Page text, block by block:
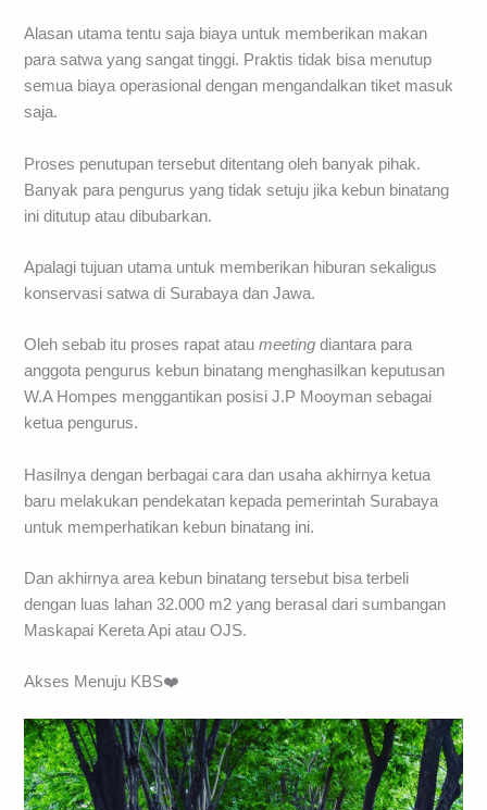
Alasan utama tentu saja biaya untuk memberikan makan
para satwa yang sangat tinggi. Praktis tidak bisa menutup
semua biaya operasional dengan mengandalkan tiket masuk
saja.
Proses penutupan tersebut ditentang oleh banyak pihak.
Banyak para pengurus yang tidak setuju jika kebun binatang
ini ditutup atau dibubarkan.
Apalagi tujuan utama untuk memberikan hiburan sekaligus
konservasi satwa di Surabaya dan Jawa.
Oleh sebab itu proses rapat ataumeeting diantara para
anggota pengurus kebun binatang menghasilkan keputusan
W.A Hompes menggantikan posisi J.P Mooyman sebagai
ketua pengurus.
Hasilnya dengan berbagai cara dan usaha akhirnya ketua
baru melakukan pendekatan kepada pemerintah Surabaya
untuk memperhatikan kebun binatang ini.
Dan akhirnya area kebun binatang tersebut bisa terbeli
dengan luas lahan 32.000 m2 yang berasal dari sumbangan
Maskapai Kereta Api atau OJS.
Akses Menuju KBS❤️